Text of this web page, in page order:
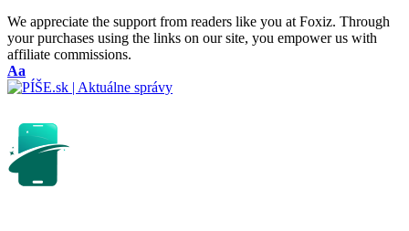
We appreciate the support from readers like you at Foxiz. Through
your purchases using the links on our site, you empower us with
affiliate commissions.
Font
Resizer
Aa